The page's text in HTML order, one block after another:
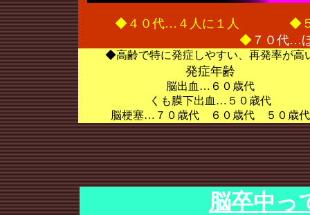
◆４０代…４人に１人 ◆５
◆ ７０代…
◆高齢で特に発症しやすい、再発率が高
発症年齢
脳出血…６０歳代
くも膜下出血…５０歳代
脳梗塞…７０歳代 ６０歳代 ５０歳代
脳卒中っ